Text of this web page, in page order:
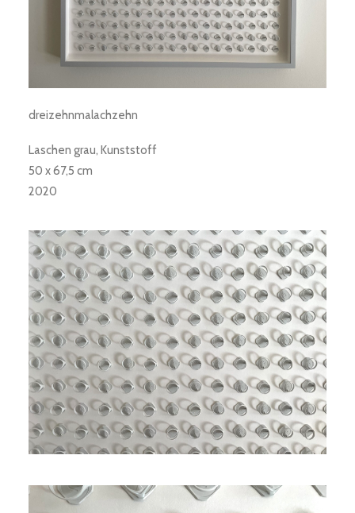
dreizehnmalachzehn
Laschen grau, Kunststoff
50 x 67,5 cm
2020